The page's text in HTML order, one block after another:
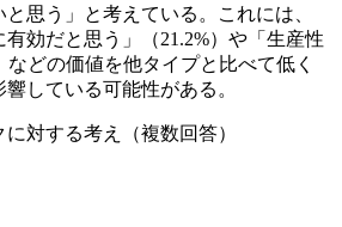
思う」と考えている。これには、
有効だと思う」（21.2%）や「生産性
などの価値を他タイプと比べて低く
している可能性がある。
に対する考え（複数回答）